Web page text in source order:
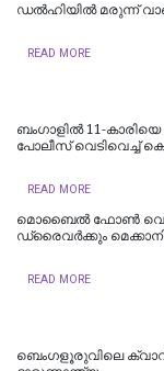
ഡല്‍ഹിയില്‍ മരുന്ന്
READ MORE
ബംഗാളിൽ 11-
പോലീസ് വെടിവെച്ച്
READ MORE
മൊബൈൽ ഫോൺ
ഡ്രൈവർക്കും
READ MORE
ബെംഗളൂരുവിലെ